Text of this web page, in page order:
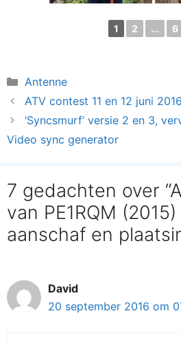
1 2 ... 6
Categorieën
Antenne
ATV contest 11 en 12 juni 2016
‘Syncsmurf’ versie 2 en 3,
Video sync generator
7 gedachten over
van PE1RQM
aanschaf en
David
20 september 2016 om